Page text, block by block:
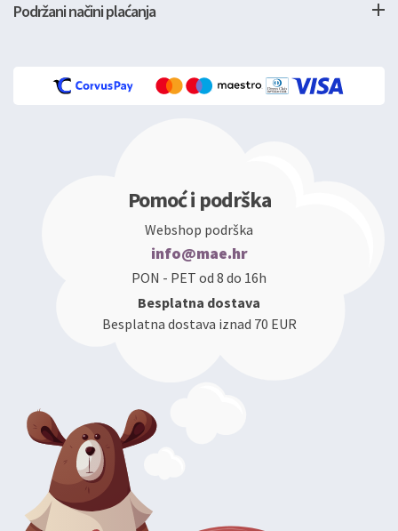
Podržani načini plaćanja
Pomoć i podrška
Webshop podrška
info@mae.hr
PON - PET od 8 do 16h
Besplatna dostava
Besplatna dostava iznad 70 EUR